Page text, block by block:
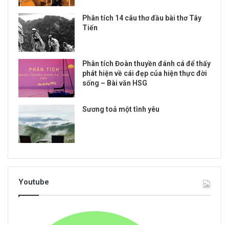
Phân tích 14 câu thơ đầu bài thơ Tây
Tiến
Phân tích Đoàn thuyền đánh cá để thấy
phát hiện về cái đẹp của hiện thực đời
sống – Bài văn HSG
Sương toả một tình yêu
Youtube